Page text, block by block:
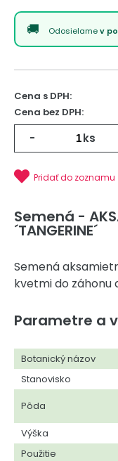
Odosielamev
Cena s DPH:
Cena bez DPH:
- ks
Pridať do zoznamu
Semená -
´TANGERINE´
Semená
kvetmi do záhonu
Parametre a
Botanický názov
Stanovisko
Pôda
Výška
Použitie